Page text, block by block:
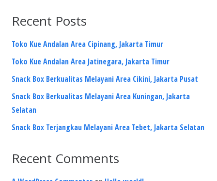
Recent Posts
Toko Kue Andalan Area Cipinang, Jakarta Timur
Toko Kue Andalan Area Jatinegara, Jakarta Timur
Snack Box Berkualitas Melayani Area Cikini, Jakarta Pusat
Snack Box Berkualitas Melayani Area Kuningan, Jakarta
Selatan
Snack Box Terjangkau Melayani Area Tebet, Jakarta Selatan
Recent Comments